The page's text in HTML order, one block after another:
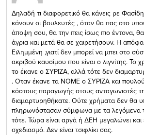
Δηλαδή τι διαφορετικό θα κάνεις ρε
κάνουν οι βουλευτές , όταν θα πας στο
άποψη σου, θα την πεις ίσως πιο έντονα,
άγρια και μετά θα σε χαιρετήσουν. Η
Ειλημμένη ,γιατί δεν μπορεί να μπει στο
ακριβού καυσίμου που είναι ο λιγνίτης. Το
το έκανε ο ΣΥΡΙΖΑ, αλλά τότε δεν
. Οταν έκανε τα ΝΟΜΕ ο ΣΥΡΙΖΑ και
κόστους παραγωγής στους ανταγωνιστές
διαμαρτυρηθήκατε. Ούτε χρήματα δεν θα
πληρωνόστασαν σύμφωνα με τα
τότε. Τώρα είναι αργά ή ΔΕΗ μεγαλώνει και
σχεδιασμό. Δεν είναι τσιφλίκι σας.